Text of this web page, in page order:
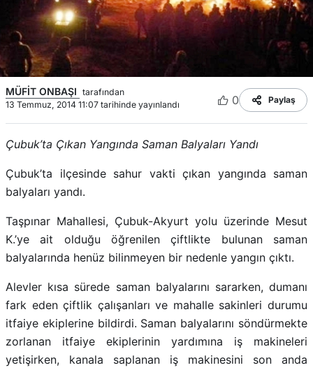
MÜFİT ONBAŞI tarafından
13 Temmuz, 2014 11:07 tarihinde yayınlandı
0 Paylaş
Çubuk’ta Çıkan Yangında Saman Balyaları Yandı
Çubuk’ta ilçesinde sahur vakti çıkan yangında saman
balyaları yandı.
Taşpınar Mahallesi, Çubuk-Akyurt yolu üzerinde Mesut
K.’ye ait olduğu öğrenilen çiftlikte bulunan saman
balyalarında henüz bilinmeyen bir nedenle yangın çıktı.
Alevler kısa sürede saman balyalarını sararken, dumanı
fark eden çiftlik çalışanları ve mahalle sakinleri durumu
itfaiye ekiplerine bildirdi. Saman balyalarını söndürmekte
zorlanan itfaiye ekiplerinin yardımına iş makineleri
yetişirken, kanala saplanan iş makinesini son anda